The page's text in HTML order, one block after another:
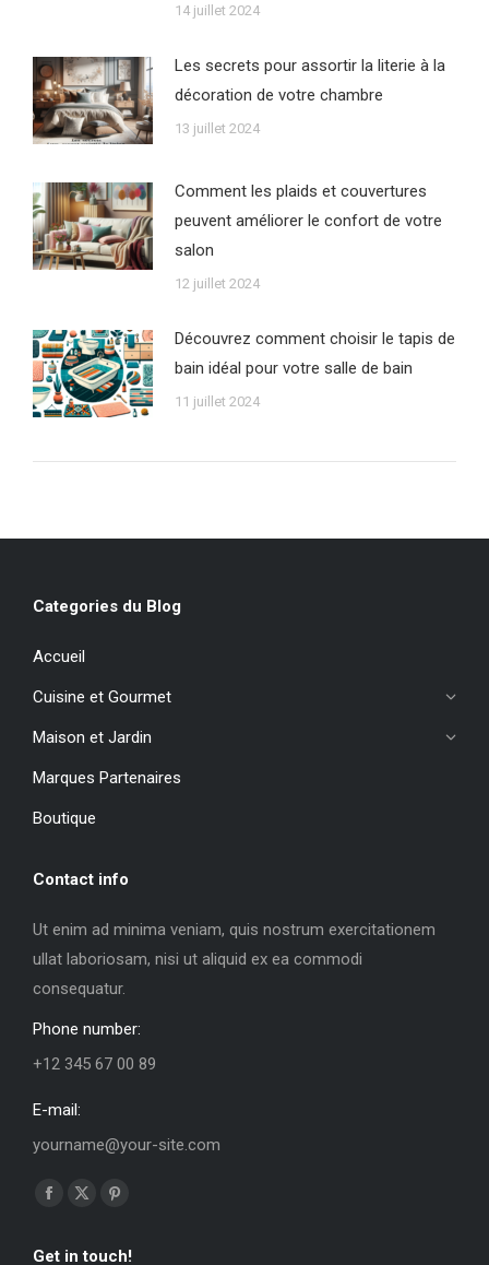
14 juillet 2024
Les secrets pour assortir la literie à la
décoration de votre chambre
13 juillet 2024
Comment les plaids et couvertures
peuvent améliorer le confort de votre
salon
12 juillet 2024
Découvrez comment choisir le tapis de
bain idéal pour votre salle de bain
11 juillet 2024
Categories du Blog
Accueil
Cuisine et Gourmet
Maison et Jardin
Marques Partenaires
Boutique
Contact info
Ut enim ad minima veniam, quis nostrum exercitationem
ullat laboriosam, nisi ut aliquid ex ea commodi
consequatur.
Phone number:
+12 345 67 00 89
E-mail:
yourname@your-site.com
Trouvez nous sur :
La
La
La
Get in touch!